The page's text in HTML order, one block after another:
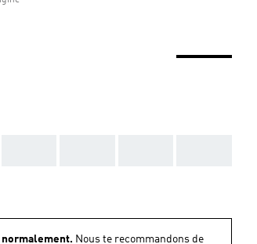
normalement. Nous te recommandons de